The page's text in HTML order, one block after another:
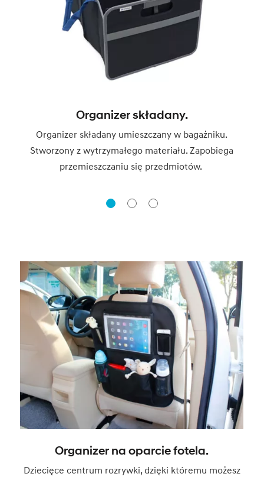
Organizer składany.
Organizer składany umieszczany w bagażniku.
Stworzony z wytrzymałego materiału. Zapobiega
przemieszczaniu się przedmiotów.
Organizer na oparcie fotela.
Dziecięce centrum rozrywki, dzięki któremu możesz